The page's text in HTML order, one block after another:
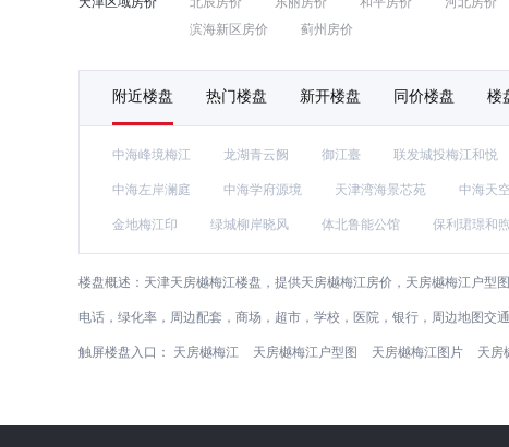
滨海新区房价
蓟州房价
附近楼盘 热门楼盘 新开楼盘 同价楼盘 楼
中海峰境梅江 龙湖青云阙 御江臺 联发城投梅江和悦
中海左岸澜庭 中海学府源境 天津湾海景芯苑 中海天
金地梅江印 绿城柳岸晓风 体北鲁能公馆 保利珺璟和煦
楼盘概述： 天津天房樾梅江楼盘，提供天房樾梅江房价，天房樾梅江户型
电话，绿化率，周边配套，商场，超市，学校，医院，银行，周边地图交通
触屏楼盘入口： 天房樾梅江 天房樾梅江户型图 天房樾梅江图片 天房